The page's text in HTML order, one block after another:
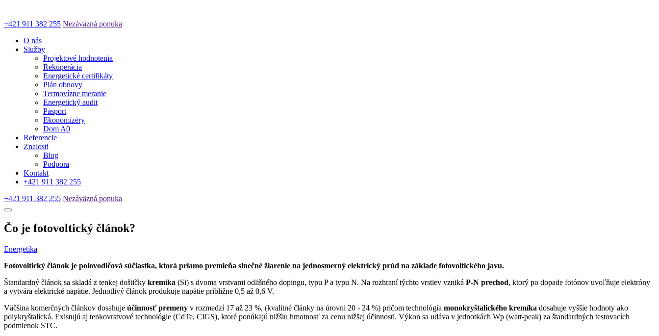
+421 911 382 255 Nezáväzná ponuka
O nás
Služby
Projektové hodnotenia
Rekuperácia
Energetické certifikáty
Plán obnovy
Termovízne meranie
Energetický audit
Pasport
Ekonomizéry
Dom A0
Referencie
Znalosti
Blog
Podpora
Kontakt
+421 911 382 255
+421 911 382 255 Nezáväzná ponuka
Čo je fotovoltický článok?
Energetika
Fotovoltický článok je polovodičová súčiastka, ktorá priamo premieňa slnečné žiarenie na jednosmerný elektrický prúd na základe fotovoltického javu.
Štandardný článok sa skladá z tenkej doštičky kremíka (Si) s dvoma vrstvami odlišného dopingu, typu P a typu N. Na rozhraní týchto vrstiev vzniká P-N prechod, ktorý po dopade fotónov uvoľňuje elektróny
a vytvára elektrické napätie. Jednotlivý článok produkuje napätie približne 0,5 až 0,6 V.
Väčšina komerčných článkov dosahuje účinnosť premeny v rozmedzí 17 až 23 %, (kvalitné články na úrovni 20 - 24 %) pričom technológia monokryštalického kremíka dosahuje vyššie hodnoty ako
polykryštalická. Existujú aj tenkovrstvové technológie (CdTe, CIGS), ktoré ponúkajú nižšiu hmotnosť za cenu nižšej účinnosti. Výkon sa udáva v jednotkách Wp (watt-peak) za štandardných testovacích
podmienok STC.